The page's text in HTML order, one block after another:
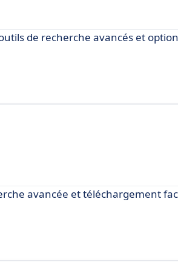
de recherche avancés et
avancée et téléchargement